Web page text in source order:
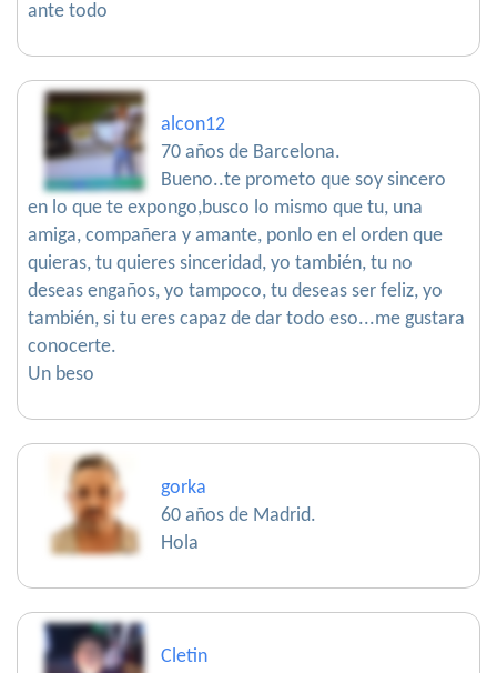
ante todo
alcon12
70 años de Barcelona.
Bueno..te prometo que soy sincero
en lo que te expongo,busco lo mismo que tu, una
amiga, compañera y amante, ponlo en el orden que
quieras, tu quieres sinceridad, yo también, tu no
deseas engaños, yo tampoco, tu deseas ser feliz, yo
también, si tu eres capaz de dar todo eso...me gustara
conocerte.
Un beso
gorka
60 años de Madrid.
Hola
Cletin